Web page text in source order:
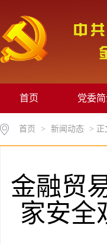
首页 党委
首页 > 新闻动态 > 正
金融贸
家安全